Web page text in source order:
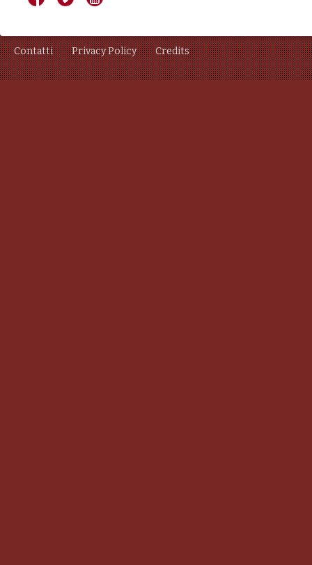
Contatti Privacy Policy Credits